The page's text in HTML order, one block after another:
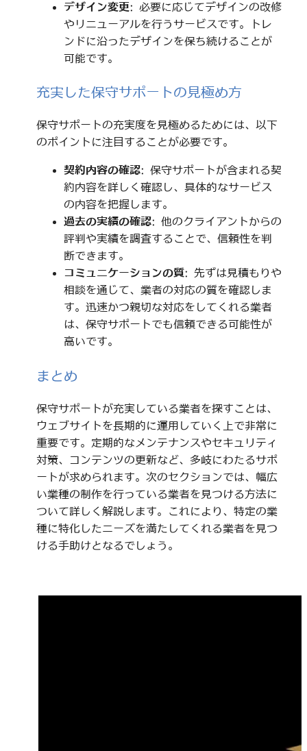
デザイン変更: 必要に応じてデザインの改修
やリニューアルを行うサービスです。トレ
ンドに沿ったデザインを保ち続けることが
可能です。
充実した保守サポートの見極め方
保守サポートの充実度を見極めるためには、以下
のポイントに注目することが必要です。
契約内容の確認: 保守サポートが含まれる契
約内容を詳しく確認し、具体的なサービス
の内容を把握します。
過去の実績の確認: 他のクライアントからの
評判や実績を調査することで、信頼性を判
断できます。
コミュニケーションの質: 先ずは見積もりや
相談を通じて、業者の対応の質を確認しま
す。迅速かつ親切な対応をしてくれる業者
は、保守サポートでも信頼できる可能性が
高いです。
まとめ
保守サポートが充実している業者を探すことは、
ウェブサイトを長期的に運用していく上で非常に
重要です。定期的なメンテナンスやセキュリティ
対策、コンテンツの更新など、多岐にわたるサポ
ートが求められます。次のセクションでは、幅広
い業種の制作を行っている業者を見つける方法に
ついて詳しく解説します。これにより、特定の業
種に特化したニーズを満たしてくれる業者を見つ
ける手助けとなるでしょう。